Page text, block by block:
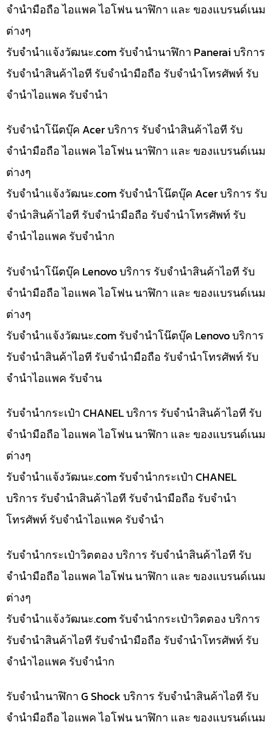
จำนำมือถือ ไอแพค ไอโฟน นาฬิกา และ ของแบรนด์เนม
ต่างๆ
รับจํานําแจ้งวัฒนะ.com รับจำนำนาฬิกา Panerai บริการ
รับจำนำสินค้าไอที รับจำนำมือถือ รับจำนำโทรศัพท์ รับ
จำนำไอแพค รับจำนำ
รับจำนำโน๊ตบุ๊ค Acer บริการ รับจำนำสินค้าไอที รับ
จำนำมือถือ ไอแพค ไอโฟน นาฬิกา และ ของแบรนด์เนม
ต่างๆ
รับจํานําแจ้งวัฒนะ.com รับจำนำโน๊ตบุ๊ค Acer บริการ รับ
จำนำสินค้าไอที รับจำนำมือถือ รับจำนำโทรศัพท์ รับ
จำนำไอแพค รับจำนำก
รับจำนำโน๊ตบุ๊ค Lenovo บริการ รับจำนำสินค้าไอที รับ
จำนำมือถือ ไอแพค ไอโฟน นาฬิกา และ ของแบรนด์เนม
ต่างๆ
รับจํานําแจ้งวัฒนะ.com รับจำนำโน๊ตบุ๊ค Lenovo บริการ
รับจำนำสินค้าไอที รับจำนำมือถือ รับจำนำโทรศัพท์ รับ
จำนำไอแพค รับจำน
รับจำนำกระเป๋า CHANEL บริการ รับจำนำสินค้าไอที รับ
จำนำมือถือ ไอแพค ไอโฟน นาฬิกา และ ของแบรนด์เนม
ต่างๆ
รับจํานําแจ้งวัฒนะ.com รับจำนำกระเป๋า CHANEL
บริการ รับจำนำสินค้าไอที รับจำนำมือถือ รับจำนำ
โทรศัพท์ รับจำนำไอแพค รับจำนำ
รับจำนำกระเป๋าวิตตอง บริการ รับจำนำสินค้าไอที รับ
จำนำมือถือ ไอแพค ไอโฟน นาฬิกา และ ของแบรนด์เนม
ต่างๆ
รับจํานําแจ้งวัฒนะ.com รับจำนำกระเป๋าวิตตอง บริการ
รับจำนำสินค้าไอที รับจำนำมือถือ รับจำนำโทรศัพท์ รับ
จำนำไอแพค รับจำนำก
รับจำนำนาฬิกา G Shock บริการ รับจำนำสินค้าไอที รับ
จำนำมือถือ ไอแพค ไอโฟน นาฬิกา และ ของแบรนด์เนม